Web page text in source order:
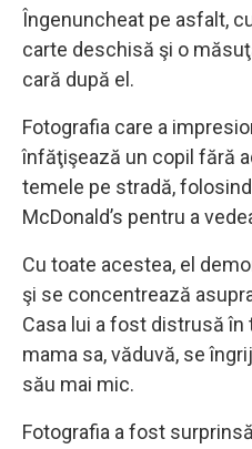
Îngenuncheat pe asfalt,
carte deschisă şi o
cară după el.
Fotografia care a
înfăţişează un copil fără
temele pe stradă,
McDonald’s pentru a
Cu toate acestea, el
şi se concentrează
Casa lui a fost distrusă în
mama sa, văduvă, se
său mai mic.
Fotografia a fost